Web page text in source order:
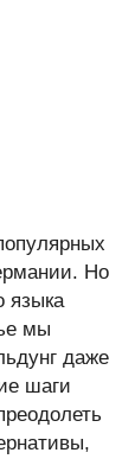
Но
языка
мы
даже
шаги